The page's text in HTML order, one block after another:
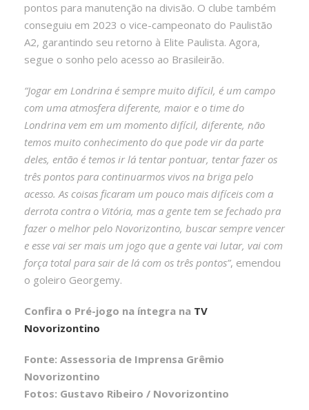
pontos para manutenção na divisão. O clube também
conseguiu em 2023 o vice-campeonato do Paulistão
A2, garantindo seu retorno à Elite Paulista. Agora,
segue o sonho pelo acesso ao Brasileirão.
“Jogar em Londrina é sempre muito difícil, é um campo
com uma atmosfera diferente, maior e o time do
Londrina vem em um momento difícil, diferente, não
temos muito conhecimento do que pode vir da parte
deles, então é temos ir lá tentar pontuar, tentar fazer os
três pontos para continuarmos vivos na briga pelo
acesso. As coisas ficaram um pouco mais difíceis com a
derrota contra o Vitória, mas a gente tem se fechado pra
fazer o melhor pelo Novorizontino, buscar sempre vencer
e esse vai ser mais um jogo que a gente vai lutar, vai com
força total para sair de lá com os três pontos”, emendou
o goleiro Georgemy.
Confira o Pré-jogo na íntegra na TV
Novorizontino
Fonte: Assessoria de Imprensa Grêmio
Novorizontino
Fotos: Gustavo Ribeiro / Novorizontino